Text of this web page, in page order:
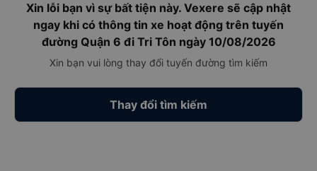
Xin lỗi bạn vì sự bất tiện này. Vexere sẽ cập nhật
ngay khi có thông tin xe hoạt động trên tuyến
đường Quận 6 đi Tri Tôn ngày 10/08/2026
Xin bạn vui lòng thay đổi tuyến đường tìm kiếm
Thay đổi tìm kiếm